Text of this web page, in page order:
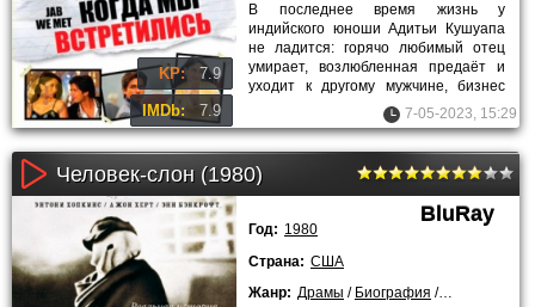
KP: 7.9
IMDb: 7.9
В последнее время жизнь у
индийского юноши Адитьи Кушуапа
не ладится: горячо любимый отец
умирает, возлюбленная предаёт и
уходит к другому мужчине, бизнес
идёт из рук вон плохо… Да ещё и
7-05-2023, 15:29
Человек-слон (1980)
BluRay
Год: 1980
Страна: США
Жанр: Драмы / Биография / Зарубежные